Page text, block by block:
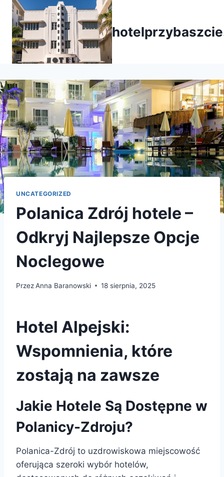
Przejdź
treści
UNCATEGORIZED
Polanica Zdrój hotele –
Odkryj Najlepsze Opcje
Noclegowe
PrzezAnna Baranowski 18 sierpnia, 2025
Hotel Alpejski:
Wspomnienia, które
zostają na zawsze
Jakie Hotele Są Dostępne w
Polanicy-Zdroju?
Polanica-Zdrój to uzdrowiskowa miejscowość
oferująca szeroki wybór hotelów,